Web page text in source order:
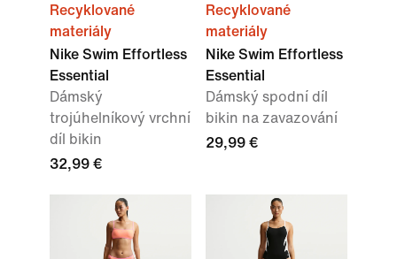
Recyklované
materiály
Nike Swim Effortless
Essential
Dámský
trojúhelníkový vrchní
díl bikin
32,99 €
Recyklované
materiály
Nike Swim Effortless
Essential
Dámský spodní díl
bikin na zavazování
29,99 €